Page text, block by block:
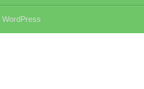
WordPress